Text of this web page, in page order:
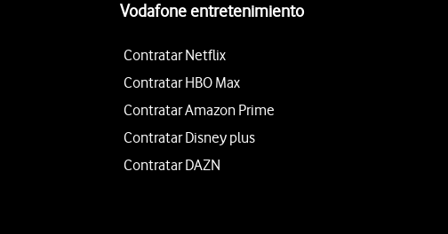
Vodafone entretenimiento
Contratar Netflix
Contratar HBO Max
Contratar Amazon Prime
Contratar Disney plus
Contratar DAZN